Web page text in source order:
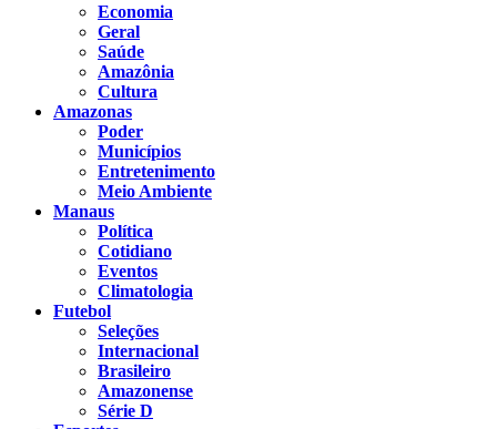
Economia
Geral
Saúde
Amazônia
Cultura
Amazonas
Poder
Municípios
Entretenimento
Meio Ambiente
Manaus
Política
Cotidiano
Eventos
Climatologia
Futebol
Seleções
Internacional
Brasileiro
Amazonense
Série D